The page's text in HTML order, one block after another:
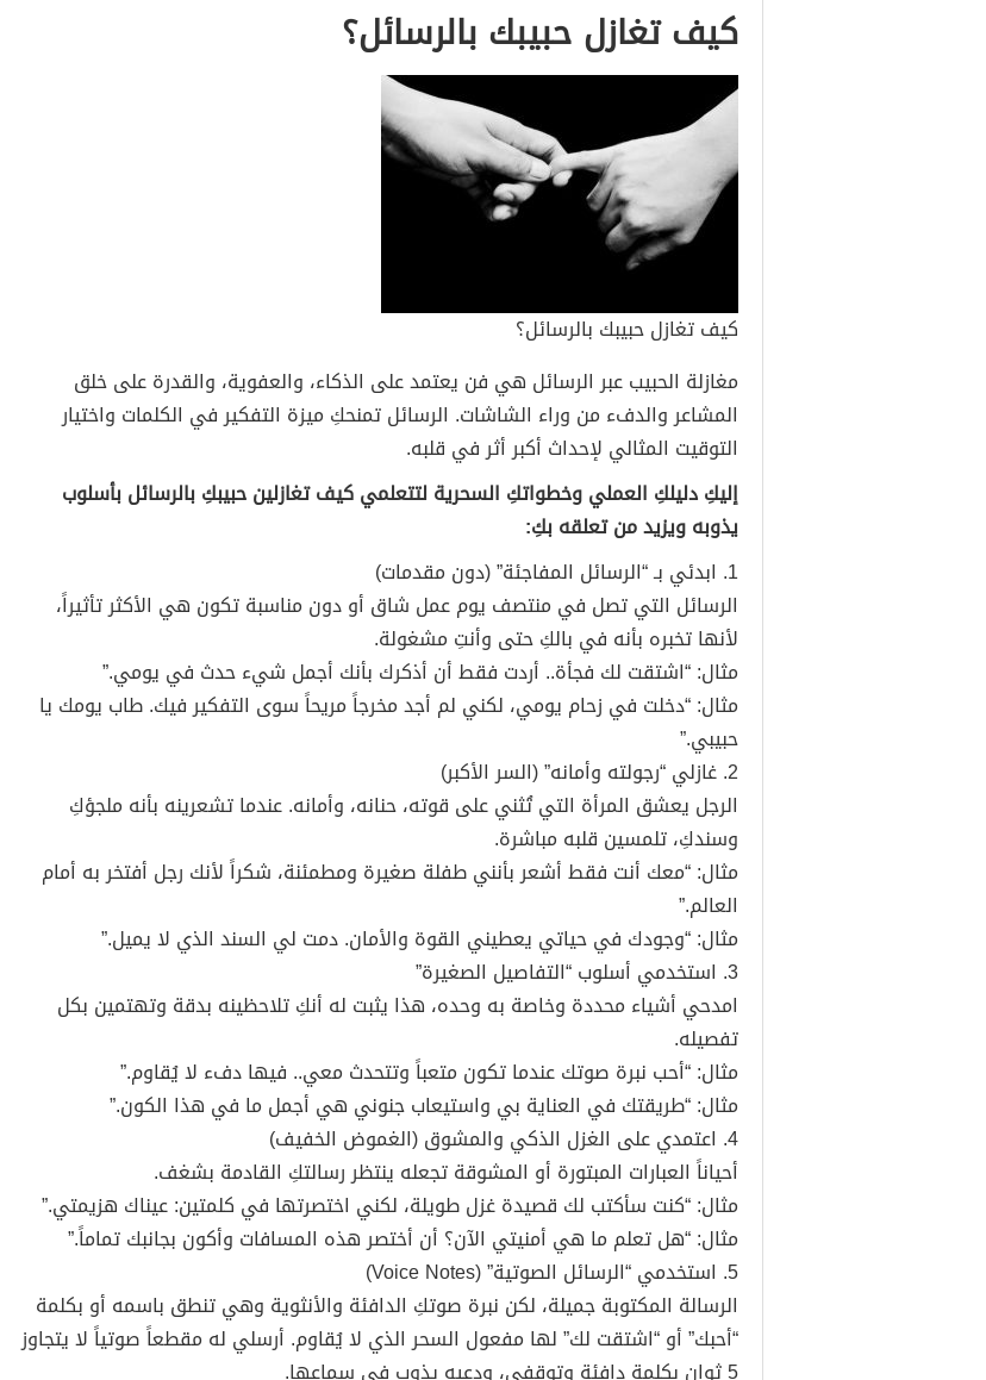
كيف تغازل حبيبك بالرسائل؟
كيف تغازل حبيبك بالرسائل؟
مغازلة الحبيب عبر الرسائل هي فن يعتمد على الذكاء، والعفوية، والقدرة على خلق
المشاعر والدفء من وراء الشاشات. الرسائل تمنحكِ ميزة التفكير في الكلمات واختيار
التوقيت المثالي لإحداث أكبر أثر في قلبه.
إليكِ دليلكِ العملي وخطواتكِ السحرية لتتعلمي كيف تغازلين حبيبكِ بالرسائل بأسلوب
يذوبه ويزيد من تعلقه بكِ:
1. ابدئي بـ “الرسائل المفاجئة” (دون مقدمات)
الرسائل التي تصل في منتصف يوم عمل شاق أو دون مناسبة تكون هي الأكثر تأثيراً،
لأنها تخبره بأنه في بالكِ حتى وأنتِ مشغولة.
مثال: “اشتقت لك فجأة.. أردت فقط أن أذكرك بأنك أجمل شيء حدث في يومي.”
مثال: “دخلت في زحام يومي، لكني لم أجد مخرجاً مريحاً سوى التفكير فيك. طاب يومك يا
حبيبي.”
2. غازلي “رجولته وأمانه” (السر الأكبر)
الرجل يعشق المرأة التي تُثني على قوته، حنانه، وأمانه. عندما تشعرينه بأنه ملجؤكِ
وسندكِ، تلمسين قلبه مباشرة.
مثال: “معك أنت فقط أشعر بأنني طفلة صغيرة ومطمئنة، شكراً لأنك رجل أفتخر به أمام
العالم.”
مثال: “وجودك في حياتي يعطيني القوة والأمان. دمت لي السند الذي لا يميل.”
3. استخدمي أسلوب “التفاصيل الصغيرة”
امدحي أشياء محددة وخاصة به وحده، هذا يثبت له أنكِ تلاحظينه بدقة وتهتمين بكل
تفصيله.
مثال: “أحب نبرة صوتك عندما تكون متعباً وتتحدث معي.. فيها دفء لا يُقاوم.”
مثال: “طريقتك في العناية بي واستيعاب جنوني هي أجمل ما في هذا الكون.”
4. اعتمدي على الغزل الذكي والمشوق (الغموض الخفيف)
أحياناً العبارات المبتورة أو المشوقة تجعله ينتظر رسالتكِ القادمة بشغف.
مثال: “كنت سأكتب لك قصيدة غزل طويلة، لكني اختصرتها في كلمتين: عيناك هزيمتي.”
مثال: “هل تعلم ما هي أمنيتي الآن؟ أن أختصر هذه المسافات وأكون بجانبك تماماً.”
5. استخدمي “الرسائل الصوتية” (Voice Notes)
الرسالة المكتوبة جميلة، لكن نبرة صوتكِ الدافئة والأنثوية وهي تنطق باسمه أو بكلمة
“أحبك” أو “اشتقت لك” لها مفعول السحر الذي لا يُقاوم. أرسلي له مقطعاً صوتياً لا يتجاوز
5 ثوانٍ بكلمة دافئة وتوقفي، ودعيه يذوب في سماعها.